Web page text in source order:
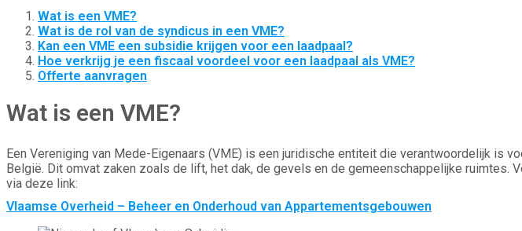
Wat is een VME?
Wat is de rol van de syndicus in een VME?
Kan een VME een subsidie krijgen voor een laadpaal?
Hoe verkrijg je een fiscaal voordeel voor een laadpaal als VME?
Offerte aanvragen
Wat is een VME?
Een Vereniging van Mede-Eigenaars (VME) is een juridische entiteit die verantwoordelijk is
België. Dit omvat zaken zoals de lift, het dak, de gevels en de gemeenschappelijke ruimtes.
via deze link:
Vlaamse Overheid – Beheer en Onderhoud van Appartementsgebouwen